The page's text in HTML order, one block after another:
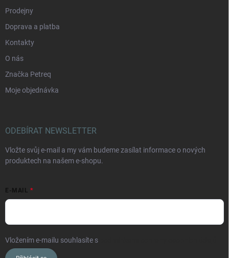
Prodejny
Doprava a platba
Kontakty
O nás
Značka Petreq
Moje objednávka
ODEBÍRAT NEWSLETTER
Vložte svůj e-mail a my vám budeme zasílat informace o nových
produktech na našem e-shopu.
E-MAIL
Vložením e-mailu souhlasíte s